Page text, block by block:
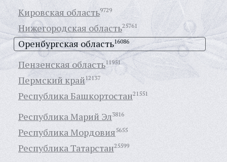
Кировская область9729
Нижегородская область25761
Оренбургская область16086
Пензенская область11951
Пермский край 12137
Республика Башкортостан21551
Республика Марий Эл3816
Республика Мордовия5655
Республика Татарстан25599